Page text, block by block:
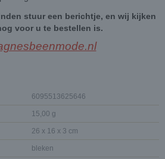
stuur een berichtje, en wij kijken
voor u te bestellen is.
6095513625646
15,00 g
26 x 16 x 3 cm
bleken